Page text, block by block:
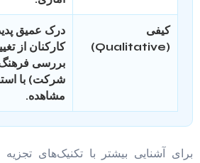
کیفی
(Qualitative)
درک عمیق
کارکنان از
بررسی
شرکت) با
مشاهده.
برای آشنایی بیشتر با تکنیک‌های تجزیه